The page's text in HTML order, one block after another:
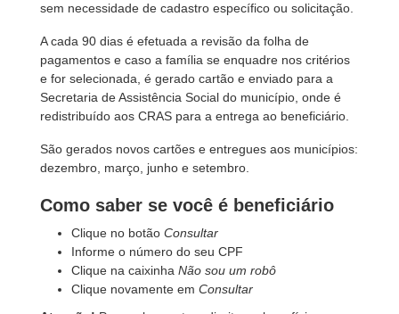
sem necessidade de cadastro específico ou solicitação.
A cada 90 dias é efetuada a revisão da folha de
pagamentos e caso a família se enquadre nos critérios
e for selecionada, é gerado cartão e enviado para a
Secretaria de Assistência Social do município, onde é
redistribuído aos CRAS para a entrega ao beneficiário.
São gerados novos cartões e entregues aos municípios:
dezembro, março, junho e setembro.
Como saber se você é beneficiário
Clique no botão Consultar
Informe o número do seu CPF
Clique na caixinha Não sou um robô
Clique novamente em Consultar